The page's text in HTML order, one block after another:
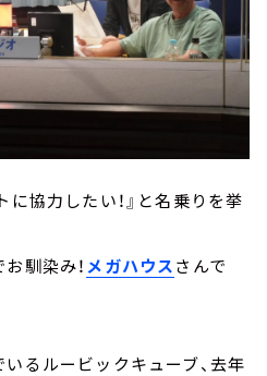
に協力したい！』と名乗りを挙
馴染み！ メガハウスさんで
るルービックキューブ、去年